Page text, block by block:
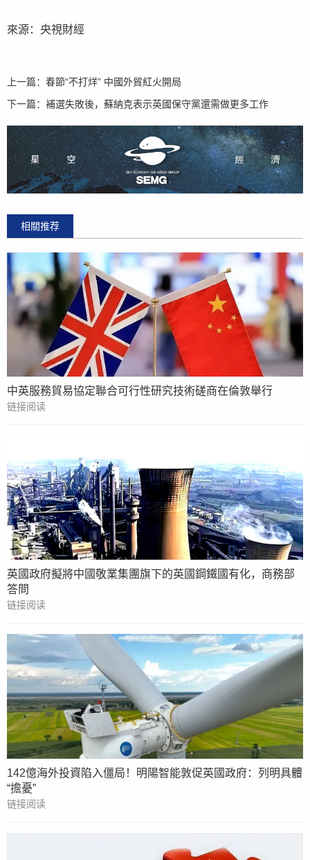
來源：央視財經
上一篇： 春節“不打烊” 中國外貿紅火開局
下一篇： 補選失敗後，蘇納克表示英國保守黨還需做更多工作
相關推荐
中英服務貿易協定聯合可行性研究技術磋商在倫敦舉行
链接阅读
英國政府擬將中國敬業集團旗下的英國鋼鐵國有化，商務部
答問
链接阅读
142億海外投資陷入僵局！明陽智能敦促英國政府：列明具體
“擔憂”
链接阅读